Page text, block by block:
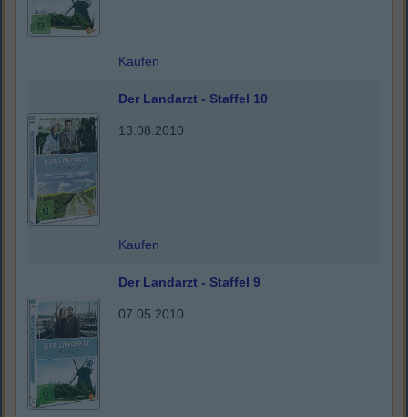
Kaufen
Der Landarzt - Staffel 10
13.08.2010
Kaufen
Der Landarzt - Staffel 9
07.05.2010